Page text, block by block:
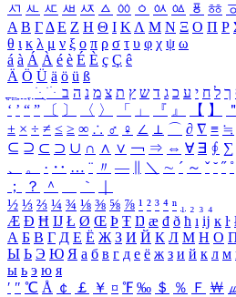
ㅺ ㅻ ㅼ ㅽ ㅾ ㅿ ㆀ ㆁ ㆂ ㆃ ㆄ ㆅ
Α Β ΓΔ Ε Ζ Η Θ Ι ΚΛ Μ Ν Ξ Ο Π Ρ
θ ι κ λ μ ν ξ ο π ρ σ τ υ φ χ ψ ω
á à Á À é è É È ç Ç ê
Ä Ö Ü ä ö ü ß
ִֶֹ ֻּ ׁׂ ך ל ח י ע כ ג ד ש ץ ת צ מ נ ה ב
‘ ’ “ ” 〔 〕 〈 〉 「 」 『 』 【 】 ＂
± × ÷ ≠ ≤ ≥ ∞ ∴ ♂ ♀ ∠ ⊥ ⌒ ∂ ∇ ≡ ≒
⊆ ⊇ ⊂ ⊃ ∪ ∩ ∧ ∨ ￢ ⇒ ⇔ ∀ ∃ ∮ ∑
、
。 · ‥ … ¨ 〃 ― ＼ ∼ ´ ～ ˇ ˘ ˝ ˚
；
？ ＾ ｀
½ ⅓ ⅔ ¼ ¾ ⅛ ⅜ ⅝ ⅞ ¹ ² ³ ⁴ ⁿ ₁ ₂ ₃ ₄
Æ Ð Ħ Ĳ Ł Ø Œ Þ Ŧ Ŋ æ đ ð ħ ı ĳ ĸ ŀ
А Б В Г Д Е Ё Ж З И Й К Л М Н О
Ы Ь Э Ю Я а б в г д е ё ж з и й к л м
ы ь э ю я
′ ″ ℃ Å ￠ ￡ ￥ ¤ ℉ ‰ ＄ ％ Ｆ ￦